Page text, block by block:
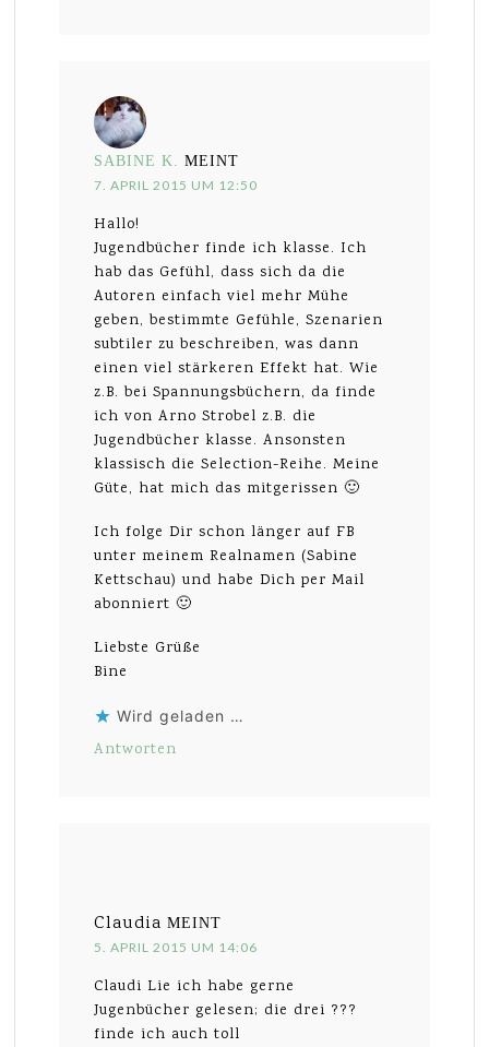
SABINE K.
MEINT
7. APRIL 2015 UM 12:50
Hallo!
Jugendbücher finde ich klasse. Ich
hab das Gefühl, dass sich da die
Autoren einfach viel mehr Mühe
geben, bestimmte Gefühle, Szenarien
subtiler zu beschreiben, was dann
einen viel stärkeren Effekt hat. Wie
z.B. bei Spannungsbüchern, da finde
ich von Arno Strobel z.B. die
Jugendbücher klasse. Ansonsten
klassisch die Selection-Reihe. Meine
Güte, hat mich das mitgerissen 🙂
Ich folge Dir schon länger auf FB
unter meinem Realnamen (Sabine
Kettschau) und habe Dich per Mail
abonniert 🙂
Liebste Grüße
Bine
Wird geladen …
Antworten
Claudia MEINT
5. APRIL 2015 UM 14:06
Claudi Lie ich habe gerne
Jugenbücher gelesen; die drei ???
finde ich auch toll